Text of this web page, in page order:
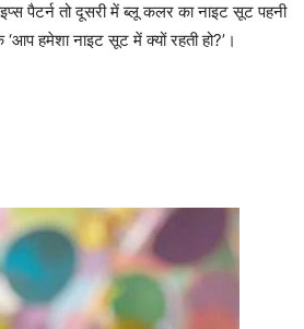
पैटर्न तो दूसरी में ब्लू कलर का नाइट सूट पहनी
हमेशा नाइट सूट में क्यों रहती हो?’।